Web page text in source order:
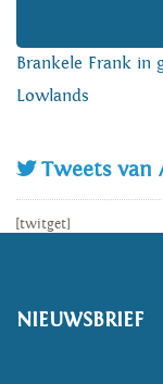
Brankele Frank in
Lowlands
Tweets van
[twitget]
NIEUWSBRIEF